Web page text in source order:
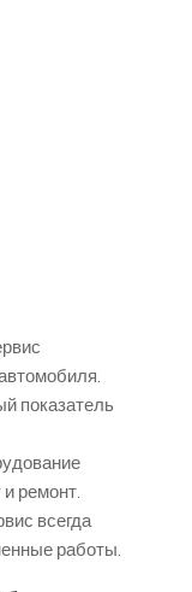
показатель
ремонт.
всегда
работы.